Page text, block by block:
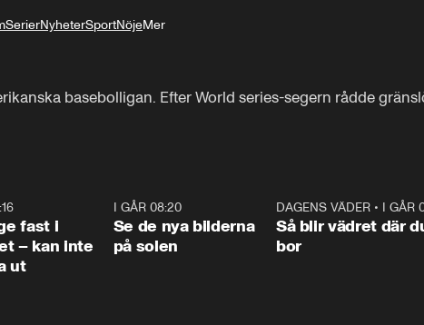
SerierNyheterSportNöjeMer
basebolligan. Efter World series-segern rådde
fast i
– kan inte
ut
I GÅR 08:20
Se de nya bilderna
på solen
DAGENS VÄDER• I GÅR
Så blir vädret där
bor